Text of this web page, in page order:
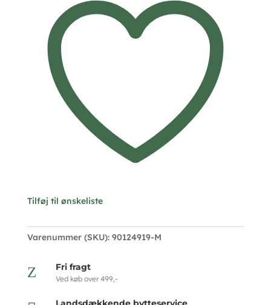
marguerit
Copenhagen
90124919-
Tilføj til ønskeliste
Varenummer (SKU): 90124919-M
Z Fri fragt
Ved køb over 499,-